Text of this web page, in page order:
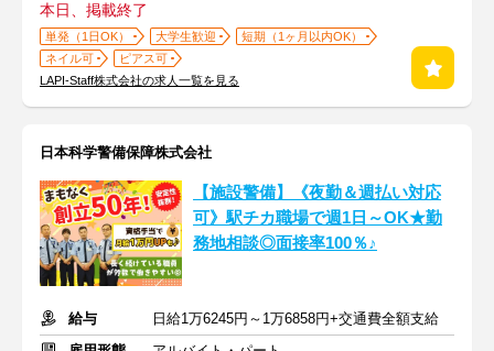
本日、掲載終了
単発（1日OK） 大学生歓迎
短期（1ヶ月以内OK）
ネイル可
ピアス可
LAPI-Staff株式会社の求人一覧を見る
日本科学警備保障株式会社
【施設警備】《夜勤＆週払い対応
可》駅チカ職場で週1日～OK★勤
務地相談◎面接率100％♪
給与
日給1万6245円～1万6858円+交通費全額支給